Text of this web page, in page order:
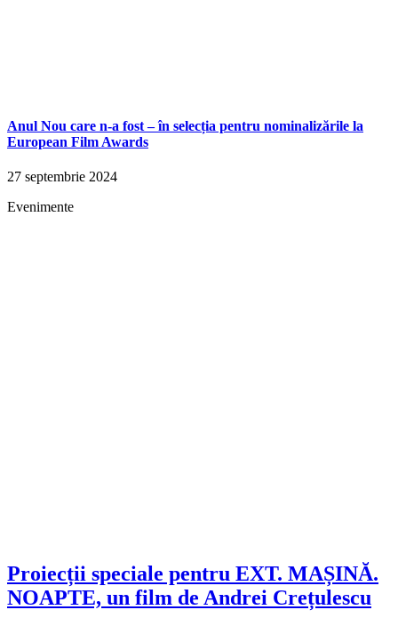
Anul Nou care n-a fost – în selecția pentru nominalizările la
European Film Awards
27 septembrie 2024
Evenimente
Proiecții speciale pentru EXT. MAȘINĂ.
NOAPTE, un film de Andrei Crețulescu